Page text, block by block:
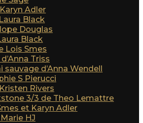
Adler
Black
Douglas
Black
Lois Smes
Triss
sauvage d’Anna Wendell
S Pierucci
Rivers
3/3 de Theo Lemattre
et Karyn Adler
HJ